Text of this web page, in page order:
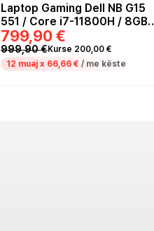
Laptop Gaming Dell NB G15
551 / Core i7-11800H / 8GB /
512GB / 15.6" Full HD / RTX
3050 4GB / US - Gri
799,90 €
999,90 €Kurse 200,00 €
12 muaj x 66,66 € / me këste